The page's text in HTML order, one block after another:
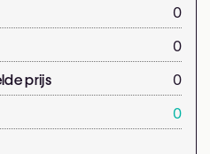
0
0
prijs
0
0